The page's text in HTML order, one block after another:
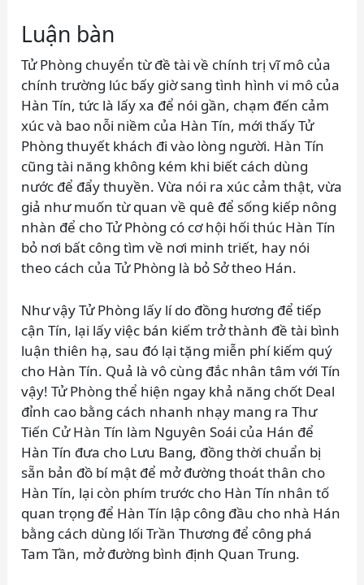
Luận bàn
Tử Phòng chuyển từ đề tài về chính trị vĩ mô của
chính trường lúc bấy giờ sang tình hình vi mô của
Hàn Tín, tức là lấy xa để nói gần, chạm đến cảm
xúc và bao nỗi niềm của Hàn Tín, mới thấy Tử
Phòng thuyết khách đi vào lòng người. Hàn Tín
cũng tài năng không kém khi biết cách dùng
nước để đẩy thuyền. Vừa nói ra xúc cảm thật, vừa
giả như muốn từ quan về quê để sống kiếp nông
nhàn để cho Tử Phòng có cơ hội hối thúc Hàn Tín
bỏ nơi bất công tìm về nơi minh triết, hay nói
theo cách của Tử Phòng là bỏ Sở theo Hán.
Như vậy Tử Phòng lấy lí do đồng hương để tiếp
cận Tín, lại lấy việc bán kiếm trở thành đề tài bình
luận thiên hạ, sau đó lại tặng miễn phí kiếm quý
cho Hàn Tín. Quả là vô cùng đắc nhân tâm với Tín
vậy! Tử Phòng thể hiện ngay khả năng chốt Deal
đỉnh cao bằng cách nhanh nhạy mang ra Thư
Tiến Cử Hàn Tín làm Nguyên Soái của Hán để
Hàn Tín đưa cho Lưu Bang, đồng thời chuẩn bị
sẵn bản đồ bí mật để mở đường thoát thân cho
Hàn Tín, lại còn phím trước cho Hàn Tín nhân tố
quan trọng để Hàn Tín lập công đầu cho nhà Hán
bằng cách dùng lối Trần Thương để công phá
Tam Tần, mở đường bình định Quan Trung.